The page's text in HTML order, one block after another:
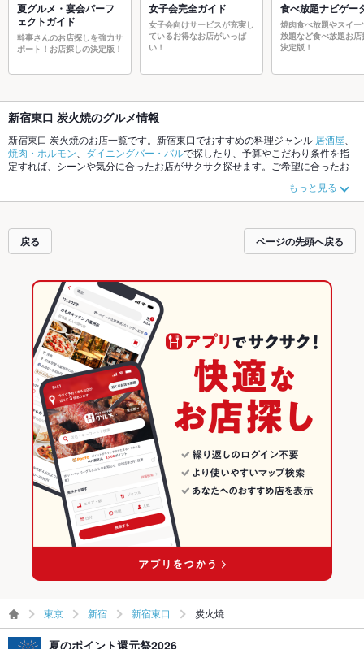
夏グルメ・宴会パーフ
ェクトガイド
幹事さんのお店探しを強力サ
ポート！お店探しの決定版！
女子会完全ガイド
女子会向けサービスが充実し
ているお得なお店がいっぱ
い！
食べ放題ナビゲー
焼肉食べ放題やスイー
放題など食べ放題お店
決定版！
新宿東口 炭火焼のグルメ情報
新宿東口 炭火焼のお店一覧です。新宿東口でおすすめの料理ジャンル 居酒屋
焼肉・ホルモン
ダイニングバー・バルで探したり、予算やこだわり条件を指
定すれば、シーンや気分に合ったお店がサクサク探せます。ご希望に合ったお
ックしてみてください。ホットペッパーグルメなら、お得なクーポンはもちろ
ん、こだわりメニューからあげ、お茶漬け、馬刺しや季節のおすすめ料理な
ト予約が使えるお店も拡大中です。友達どうしの飲み会にも、会社の宴会に
も、デートやパーティーにもお得に便利にホットペッパーグルメをご利用くだ
さい。
もっと見る
戻る ページの先頭へ戻る
東京 新宿 新宿東口 炭火焼
夏のポイント還元祭2026